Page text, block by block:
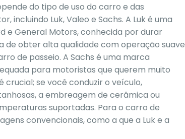
do tipo de uso do carro e das
incluindo Luk, Valeo e Sachs. A Luk é uma
e General Motors, conhecida por durar
de obter alta qualidade com operação suave
de passeio. A Sachs é uma marca
para motoristas que querem muito
se você conduzir o veículo,
a embreagem de cerâmica ou
suportadas. Para o carro de
convencionais, como a que a Luk e a